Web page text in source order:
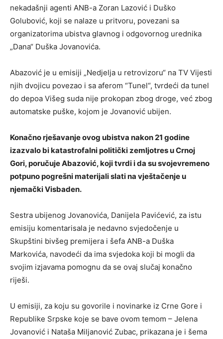
nekadašnji agenti ANB-a Zoran Lazović i Duško
Golubović, koji se nalaze u pritvoru, povezani sa
organizatorima ubistva glavnog i odgovornog urednika
„Dana“ Duška Jovanovića.
Abazović je u emisiji „Nedjelja u retrovizoru“ na TV Vijesti
njih dvojicu povezao i sa aferom “Tunel“, tvrdeći da tunel
do depoa Višeg suda nije prokopan zbog droge, već zbog
automatske puške, kojom je Jovanović ubijen.
Konačno rješavanje ovog ubistva nakon 21 godine
izazvalo bi katastrofalni politički zemljotres u Crnoj
Gori, poručuje Abazović, koji tvrdi i da su svojevremeno
potpuno pogrešni materijali slati na vještačenje u
njemački Visbaden.
Sestra ubijenog Jovanovića, Danijela Pavićević, za istu
emisiju komentarisala je nedavno svjedočenje u
Skupštini bivšeg premijera i šefa ANB-a Duška
Markovića, navodeći da ima svjedoka koji bi mogli da
svojim izjavama pomognu da se ovaj slučaj konačno
riješi.
U emisiji, za koju su govorile i novinarke iz Crne Gore i
Republike Srpske koje se bave ovom temom – Jelena
Jovanović i Nataša Miljanović Zubac, prikazana je i šema